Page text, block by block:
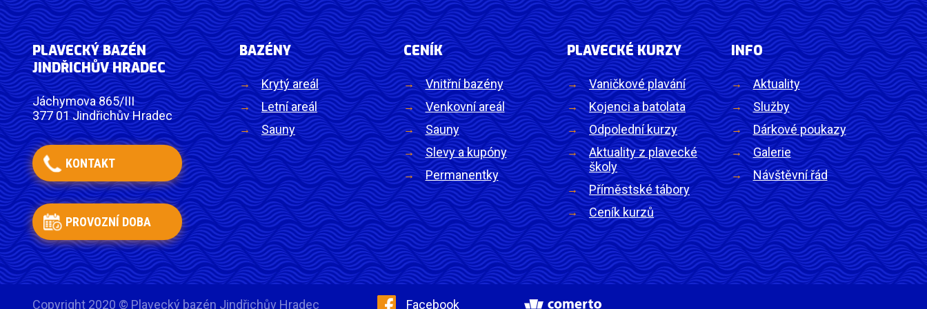
PLAVECKÝ BAZÉN
JINDŘICHŮV HRADEC
Jáchymova 865/III
377 01 Jindřichův Hradec
KONTAKT
PROVOZNÍ DOBA
BAZÉNY
Krytý areál
Letní areál
Sauny
CENÍK
Vnitřní bazény
Venkovní areál
Sauny
Slevy a kupóny
Permanentky
PLAVECKÉ KURZY
Vaničkové plavání
Kojenci a batolata
Odpolední kurzy
Aktuality z plavecké
školy
Příměstské tábory
Ceník kurzů
INFO
Aktuality
Služby
Dárkové poukazy
Galerie
Návštěvní řád
Copyright 2020 © Plavecký bazén Jindřichův Hradec Facebook